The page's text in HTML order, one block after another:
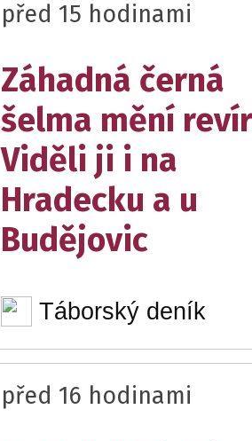
před 15 hodinami
Záhadná černá
šelma mění
Viděli ji i na
Hradecku a u
Budějovic
Táborský deník
před 16 hodinami